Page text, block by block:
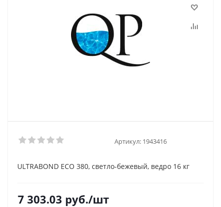
Артикул: 1943416
ULTRABOND ECO 380, cветло-бежевый, ведро 16 кг
7 303.03 руб./шт